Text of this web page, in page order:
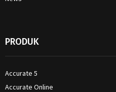
PRODUK
Accurate 5
Accurate Online